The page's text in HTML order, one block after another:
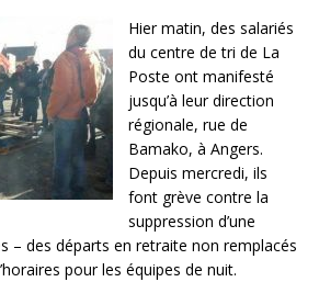
Hier matin, des salariés
du centre de tri de La
Poste ont manifesté
jusqu’à leur direction
régionale, rue de
Bamako, à Angers.
Depuis mercredi, ils
font grève contre la
suppression d’une
– des départs en retraite non remplacés
pour les équipes de nuit.